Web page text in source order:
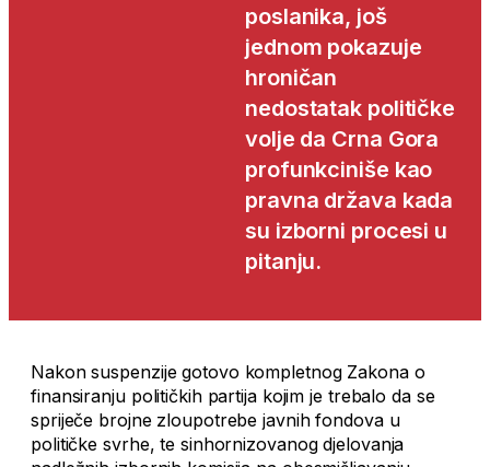
poslanika, još
jednom pokazuje
hroničan
nedostatak političke
volje da Crna Gora
profunkciniše kao
pravna država kada
su izborni procesi u
pitanju.
Nakon suspenzije gotovo kompletnog Zakona o
finansiranju političkih partija kojim je trebalo da se
spriječe brojne zloupotrebe javnih fondova u
političke svrhe, te sinhornizovanog djelovanja